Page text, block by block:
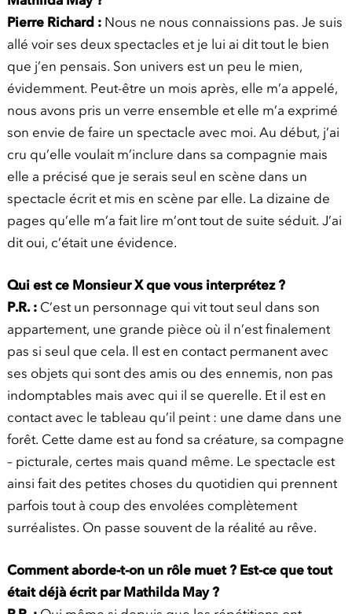
Pierre Richard : Nous ne nous connaissions pas. Je suis
allé voir ses deux spectacles et je lui ai dit tout le bien
que j’en pensais. Son univers est un peu le mien,
évidemment. Peut-être un mois après, elle m’a appelé,
nous avons pris un verre ensemble et elle m’a exprimé
son envie de faire un spectacle avec moi. Au début, j’ai
cru qu’elle voulait m’inclure dans sa compagnie mais
elle a précisé que je serais seul en scène dans un
spectacle écrit et mis en scène par elle. La dizaine de
pages qu’elle m’a fait lire m’ont tout de suite séduit. J’ai
dit oui, c’était une évidence.
Qui est ce Monsieur X que vous interprétez ?
P.R. : C’est un personnage qui vit tout seul dans son
appartement, une grande pièce où il n’est finalement
pas si seul que cela. Il est en contact permanent avec
ses objets qui sont des amis ou des ennemis, non pas
indomptables mais avec qui il se querelle. Et il est en
contact avec le tableau qu’il peint : une dame dans une
forêt. Cette dame est au fond sa créature, sa compagne
– picturale, certes mais quand même. Le spectacle est
ainsi fait des petites choses du quotidien qui prennent
parfois tout à coup des envolées complètement
surréalistes. On passe souvent de la réalité au rêve.
Comment aborde-t-on un rôle muet ? Est-ce que tout
était déjà écrit par Mathilda May ?